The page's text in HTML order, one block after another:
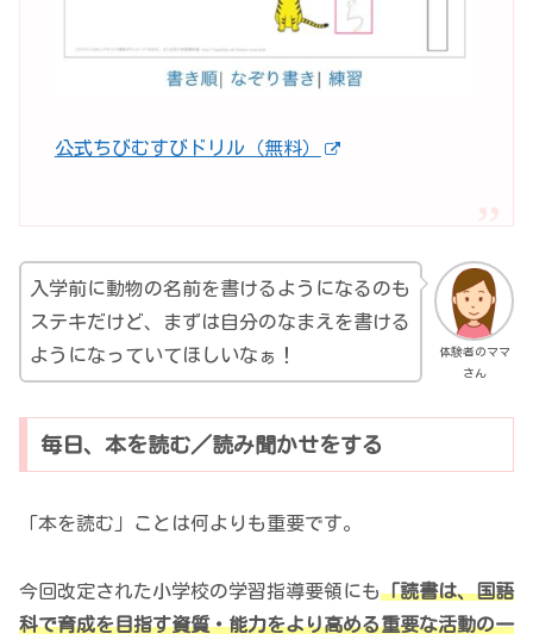
公式ちびむすびドリル（無料）
体験者のママ
さん
入学前に動物の名前を書けるようになるのも
ステキだけど、まずは自分のなまえを書ける
ようになっていてほしいなぁ！
毎日、本を読む／読み聞かせをする
「本を読む」ことは何よりも重要です。
今回改定された小学校の学習指導要領にも「読書は、国語
科で育成を目指す資質・能力をより高める重要な活動の一